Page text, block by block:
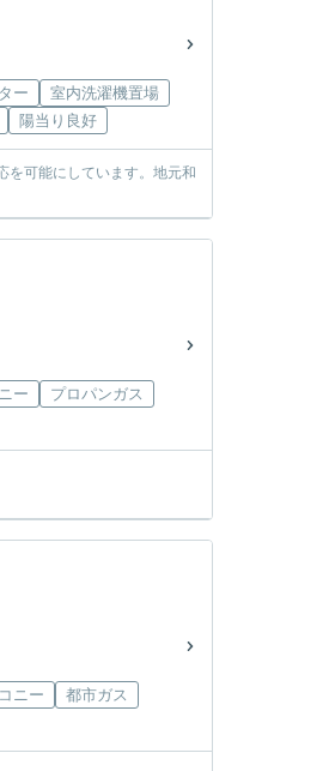
ー
室内洗濯機置場
陽当り良好
を可能にしています。地元和
ー
プロパンガス
ニー
都市ガス